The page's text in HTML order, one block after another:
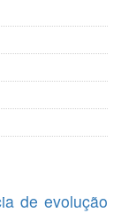
de evolução